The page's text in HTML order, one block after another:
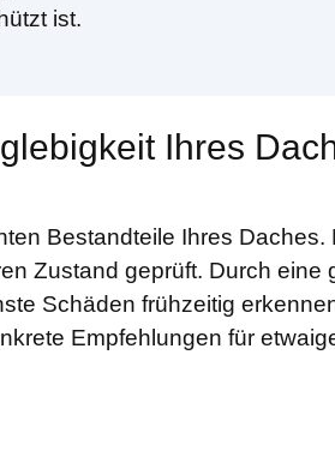
ist.
Ihres
Bestandteile Ihres Daches.
Zustand geprüft. Durch eine
Schäden frühzeitig
Empfehlungen für